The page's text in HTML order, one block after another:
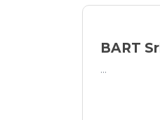
BART Srl
...